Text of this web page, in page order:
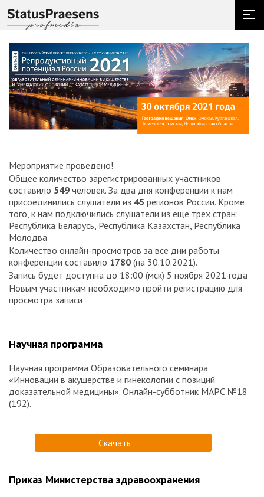
Мероприятие проведено!
Общее количество зарегистрированных участников
составило 549 человек. За два дня конференции к нам
присоединились слушатели из 45 регионов России. Кроме
того, к нам подключились слушатели из еще трёх стран:
Республика Беларусь, Республика Казахстан, Республика
Молодва
Количество онлайн-просмотров за все дни работы
конференции составило 1780 (на 30.10.2021).
Запись будет доступна до 18:00 (мск) 5 ноября 2021 года
Новым участникам необходимо пройти регистрацию для
просмотра записи
Научная программа
Научная программа Образовательного семинара
«Инновации в акушерстве и гинекологии с позиций
доказательной медицины». Онлайн-субботник МАРС №18
(192).
Скачать
Приказ Министерства здравоохранения